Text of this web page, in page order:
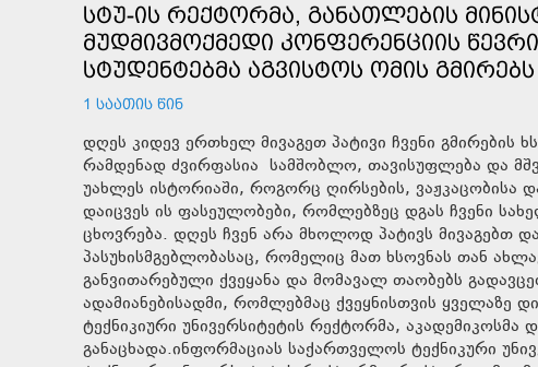
ᲡᲢᲣ-ᲘᲡ ᲠᲔᲥᲢᲝᲠᲛᲐ, ᲒᲐᲜᲐᲗᲚᲔᲑᲘᲡ
ᲛᲣᲓᲛᲘᲕᲛᲝᲥᲛᲔᲓᲘ ᲙᲝᲜᲤᲔᲠᲔᲜᲪᲘᲘᲡ
ᲡᲢᲣᲓᲔᲜᲢᲔᲑᲛᲐ ᲐᲒᲕᲘᲡᲢᲝᲡ ᲝᲛᲘᲡ ᲒᲛᲘᲠᲔᲑᲡ
1 ᲡᲐᲐᲗᲘᲡ ᲬᲘᲜ
დღეს კიდევ ერთხელ მივაგეთ პატივი ჩვენი გმირების
რამდენად ძვირფასია სამშობლო, თავისუფლება და
უახლეს ისტორიაში, როგორც ღირსების,
დაიცვეს ის ფასეულობები, რომლებზეც დგას ჩვენი
ცხოვრება. დღეს ჩვენ არა მხოლოდ პატივს მივაგებთ
პასუხისმგებლობასაც, რომელიც მათ ხსოვნას თან
განვითარებული ქვეყანა და მომავალ თაობებს
ადამიანებისადმი, რომლებმაც ქვეყნისთვის ყველაზე
ტექნიკიური უნივერსიტეტის რექტორმა,
განაცხადა.ინფორმაციას საქართველოს ტექნიკური